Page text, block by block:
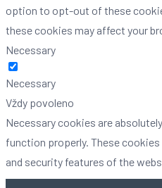
option to opt-out of these
these cookies may affect your
Necessary
Necessary
Vždy povoleno
Necessary cookies are
function properly. These
and security features of the